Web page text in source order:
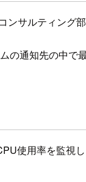
ンサルティング
の通知先の中で
使用率を監視